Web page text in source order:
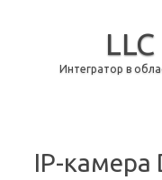
Интегратор в
IP-камера